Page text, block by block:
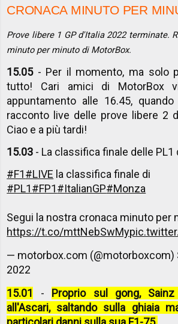
CRONACA MINUTO PER
Prove libere 1 GP d'Italia 2022 terminate.
minuto per minuto di MotorBox.
15.05- Per il momento, ma solo
tutto! Cari amici di MotorBox
appuntamento alle 16.45,
racconto live delle prove libere 2
Ciao e a più tardi!
15.03 - La classifica finale delle PL1
#F1#LIVE la classifica finale di
#PL1#FP1#ItalianGP#Monza
Segui la nostra cronaca minuto per
https://t.co/mttNebSwMy
— motorbox.com (@motorboxcom)
2022
15.01
- Proprio sul gong,
all'Ascari, saltando sulla ghiaia